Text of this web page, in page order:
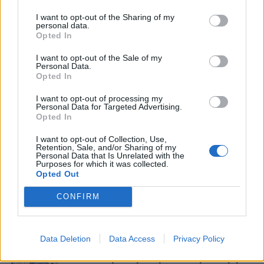
I want to opt-out of the Sharing of my
personal data.
Opted In
I want to opt-out of the Sale of my
Personal Data.
Opted In
I want to opt-out of processing my
Personal Data for Targeted Advertising.
Opted In
I want to opt-out of Collection, Use,
Retention, Sale, and/or Sharing of my
Personal Data that Is Unrelated with the
Purposes for which it was collected.
Opted Out
CONFIRM
Data Deletion Data Access Privacy Policy
ΤΜΗΜΑΤΑ ΥΠΟΔΟΜΗΣ
Εξαιρετική η φιλοξενία των Αλβανών
ΠΑΝΑΙΤΩΛΙΚΟΣ
με Τρουά και Καλαμάτα